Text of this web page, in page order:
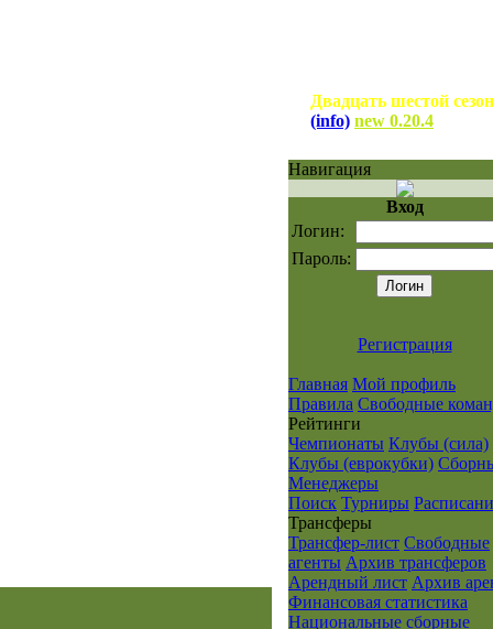
Двадцать шестой сезон
(info) new 0.20.4
Навигация
Вход
Логин:
Пароль:
Регистрация
Главная Мой профиль
Правила Свободные
Рейтинги
Чемпионаты Клубы (сила)
Клубы (еврокубки)
Менеджеры
Поиск Турниры
Транcферы
Трансфер-лист Свободные
агенты Архив трансферов
Арендный лист Архив
Финансовая статистика
Национальные сборные